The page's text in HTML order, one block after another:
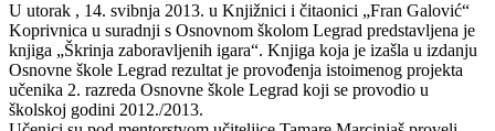
U utorak , 14. svibnja 2013. u Knjižnici i čitaonici „Fran Galović“
Koprivnica u suradnji s Osnovnom školom Legrad predstavljena je
knjiga „Škrinja zaboravljenih igara“. Knjiga koja je izašla u izdanju
Osnovne škole Legrad rezultat je provođenja istoimenog projekta
učenika 2. razreda Osnovne škole Legrad koji se provodio u
školskoj godini 2012./2013.